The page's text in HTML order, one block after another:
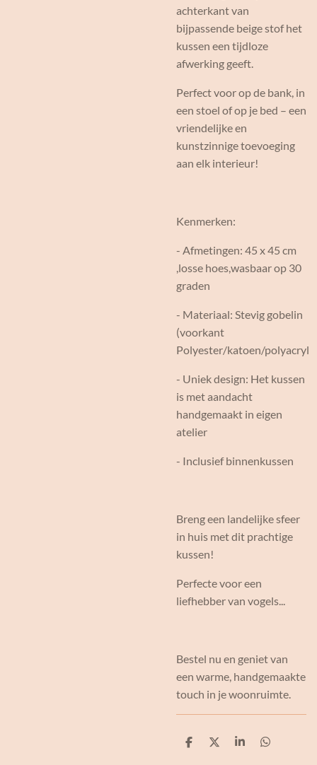
achterkant van
bijpassende beige stof het
kussen een tijdloze
afwerking geeft.
Perfect voor op de bank, in
een stoel of op je bed – een
vriendelijke en
kunstzinnige toevoeging
aan elk interieur!
Kenmerken:
- Afmetingen: 45 x 45 cm
,losse hoes,wasbaar op 30
graden
- Materiaal: Stevig gobelin
(voorkant
Polyester/katoen/polyacryl
- Uniek design: Het kussen
is met aandacht
handgemaakt in eigen
atelier
- Inclusief binnenkussen
Breng een landelijke sfeer
in huis met dit prachtige
kussen!
Perfecte voor een
liefhebber van vogels...
Bestel nu en geniet van
een warme, handgemaakte
touch in je woonruimte.
D
D
S
D